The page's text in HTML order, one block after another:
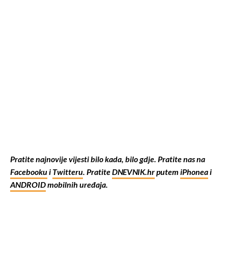
Pratite najnovije vijesti bilo kada, bilo gdje. Pratite nas na
Facebookui Twitteru. PratiteDNEVNIK.hrputem iPhoneai
ANDROIDmobilnih uređaja.